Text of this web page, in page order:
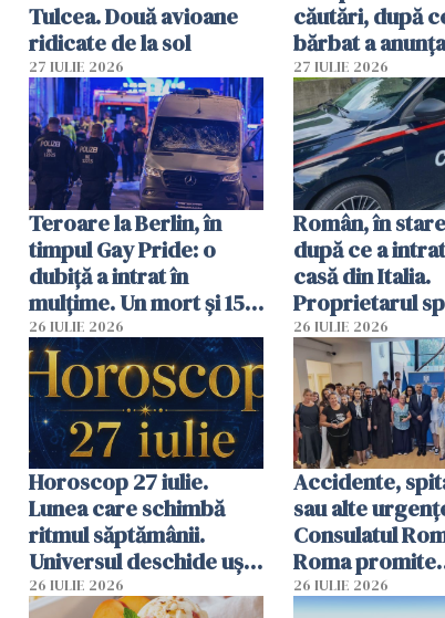
Tulcea. Două avioane
ridicate de la sol
27 IULIE 2026
căutări, după
bărbat a
că a văzut un
luminos
27 IULIE 2026
Teroare la Berlin, în
timpul Gay Pride: o
dubiță a intrat în
mulțime. Un mort și 15
răniți
26 IULIE 2026
Român, în
după ce a
casă din Italia.
Proprietarul
s-a apărat cu
26 IULIE 2026
Horoscop 27 iulie.
Lunea care schimbă
ritmul săptămânii.
Universul deschide uși
neașteptate pentru
26 IULIE 2026
Accidente,
sau alte
Consulatul
Roma promite
intervenții în
26 IULIE 2026